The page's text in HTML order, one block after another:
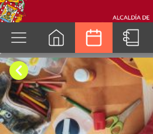
cuenca.gob.ec